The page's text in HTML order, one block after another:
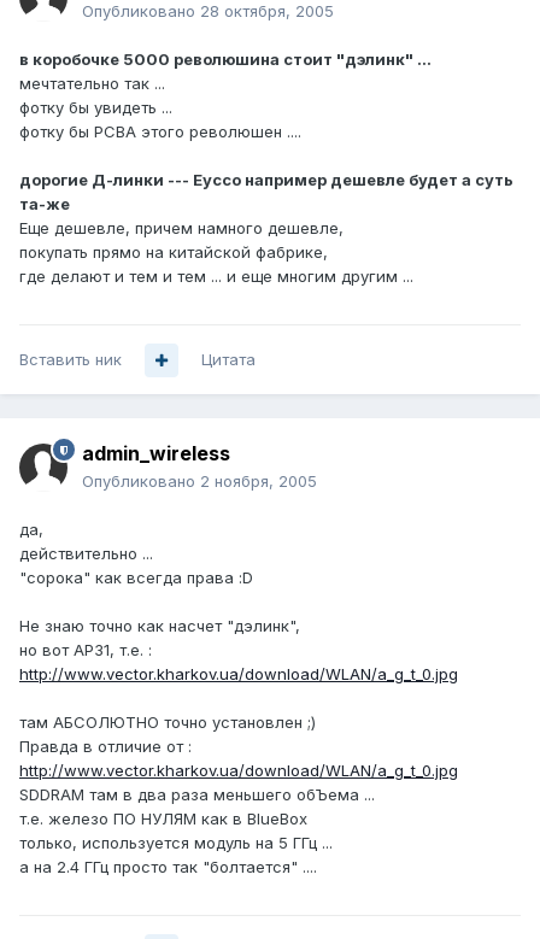
Опубликовано 28 октября, 2005
в коробочке 5000 революшина стоит "дэлинк" ...
мечтательно так ...
фотку бы увидеть ...
фотку бы PCBA этого революшен ....
дорогие Д-линки --- Еуссо например дешевле будет а суть
та-же
Еще дешевле, причем намного дешевле,
покупать прямо на китайской фабрике,
где делают и тем и тем ... и еще многим другим ...
Вставить ник Цитата
admin_wireless
Опубликовано 2 ноября, 2005
да,
действительно ...
"сорока" как всегда права :D
Не знаю точно как насчет "дэлинк",
но вот AP31, т.е. :
http://www.vector.kharkov.ua/download/WLAN/a_g_t_0.jpg
там АБСОЛЮТНО точно установлен ;)
Правда в отличие от :
http://www.vector.kharkov.ua/download/WLAN/a_g_t_0.jpg
SDDRAM там в два раза меньшего обЪема ...
т.е. железо ПО НУЛЯМ как в BlueBox
только, используется модуль на 5 ГГц ...
а на 2.4 ГГц просто так "болтается" ....